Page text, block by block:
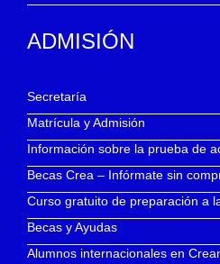
ADMISIÓN
Secretaría
Matrícula y Admisión
Información sobre la prueba de
Becas Crea – Infórmate sin
Curso gratuito de preparación a
Becas y Ayudas
Alumnos internacionales en